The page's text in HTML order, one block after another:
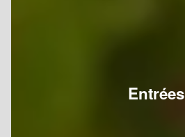
Entrées